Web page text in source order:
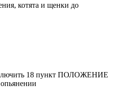
котята и щенки до
18 пункт ПОЛОЖЕНИЕ